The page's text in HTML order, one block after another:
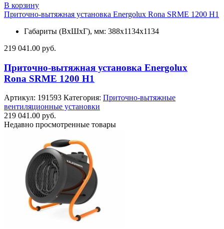
В корзину
Приточно-вытяжная установка Energolux Rona SRME 1200 H1
Габариты (ВхШхГ), мм: 388х1134х1134
219 041.00 руб.
Приточно-вытяжная установка Energolux
Rona SRME 1200 H1
Артикул: 191593 Категория: Приточно-вытяжные
вентиляционные установки
219 041.00 руб.
Недавно просмотренные товары